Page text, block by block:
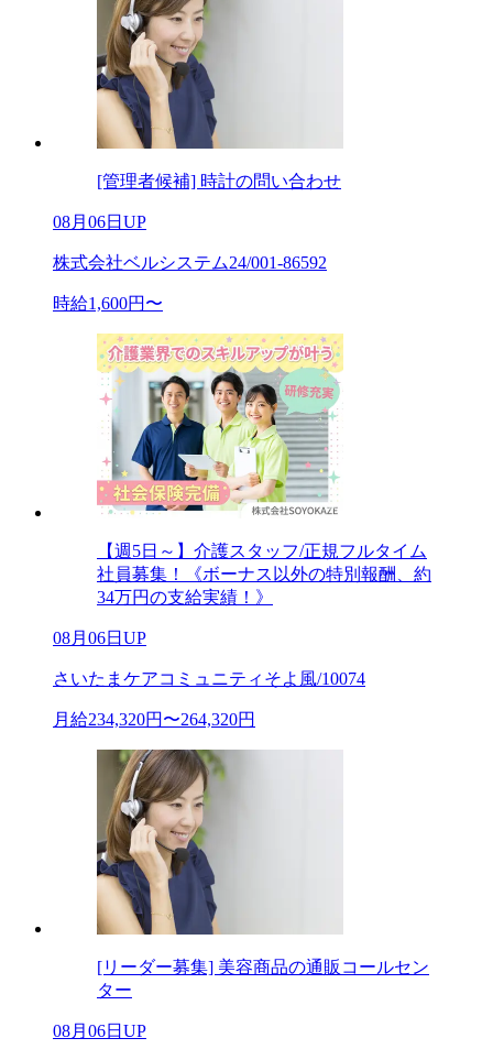
[管理者候補] 時計の問い合わせ
08月06日UP
株式会社ベルシステム24/001-86592
時給1,600円〜
【週5日～】介護スタッフ/正規フルタイム
社員募集！《ボーナス以外の特別報酬、約
34万円の支給実績！》
08月06日UP
さいたまケアコミュニティそよ風/10074
月給234,320円〜264,320円
[リーダー募集] 美容商品の通販コールセン
ター
08月06日UP